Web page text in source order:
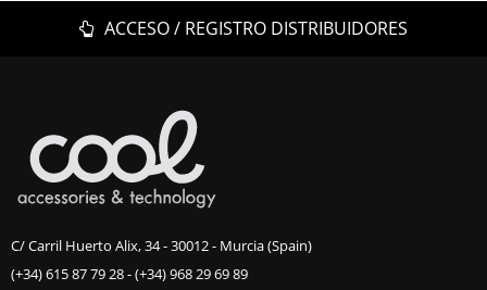
ACCESO / REGISTRO DISTRIBUIDORES
C/ Carril Huerto Alix, 34 - 30012 - Murcia (Spain)
(+34) 615 87 79 28-(+34) 968 29 69 89